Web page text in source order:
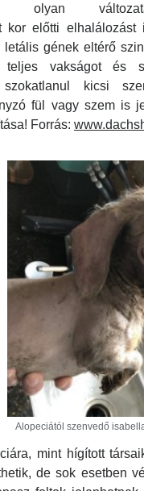
olyan
kor előtti elhalálozást
gének eltérő
teljes vakságot és
kicsi
fül vagy szem is
Forrás:
Alopeciától szenvedő
mint hígított
de sok esetben